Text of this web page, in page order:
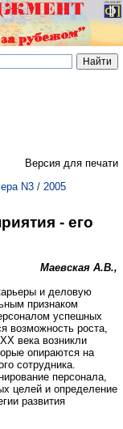
Версия для печати
N3 / 2005
- его
Маевская А.В.,
и деловую
признаком
успешных
возможность роста,
века возникли
опираются на
сотрудника.
персонала,
целей и определение
развития